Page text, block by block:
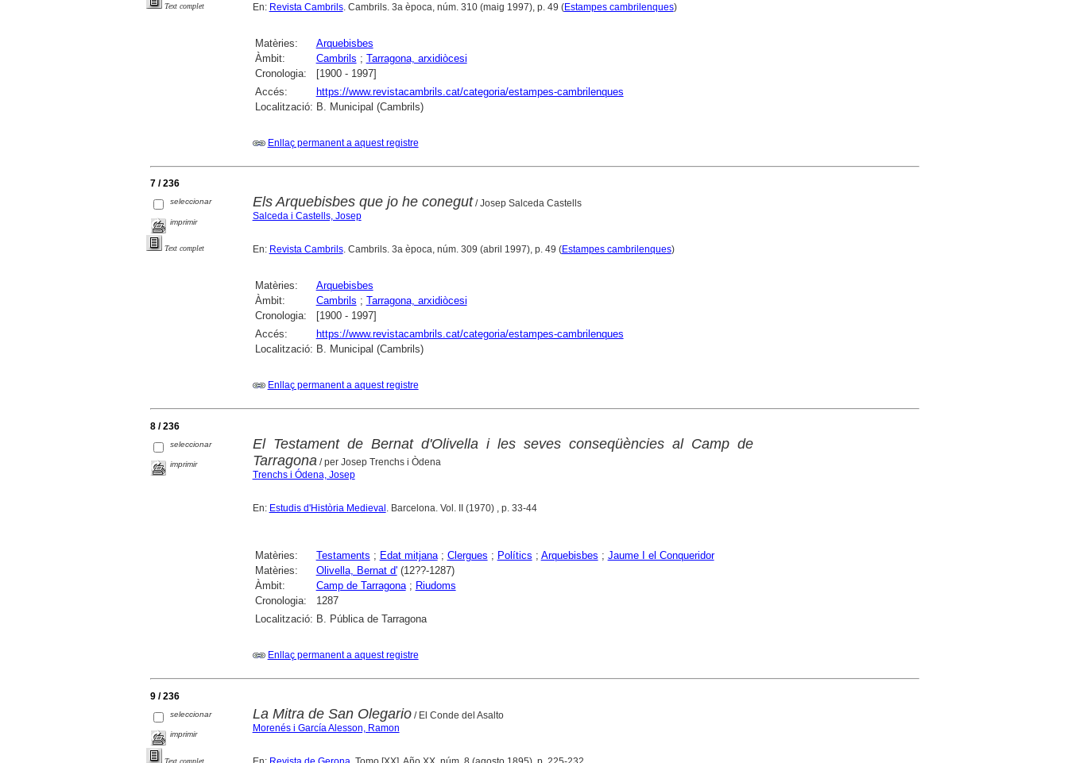
Text complet En: Revista Cambrils. Cambrils. 3a època, núm. 310 (maig 1997), p. 49 (Estampes cambrilenques)
Matèries:
Arquebisbes
Àmbit:
Cambrils ; Tarragona, arxidiòcesi
Cronologia:
[1900 - 1997]
Accés:
https://www.revistacambrils.cat/categoria/estampes-cambrilenques
Localització: B. Municipal (Cambrils)
Enllaç permanent a aquest registre
7 / 236
seleccionar
imprimir
Text complet
Els Arquebisbes que jo he conegut/ Josep Salceda Castells
Salceda i Castells, Josep
En: Revista Cambrils. Cambrils. 3a època, núm. 309 (abril 1997), p. 49 (Estampes cambrilenques)
Matèries:
Arquebisbes
Àmbit:
Cambrils ; Tarragona, arxidiòcesi
Cronologia:
[1900 - 1997]
Accés:
https://www.revistacambrils.cat/categoria/estampes-cambrilenques
Localització: B. Municipal (Cambrils)
Enllaç permanent a aquest registre
8 / 236
seleccionar
imprimir
El Testament de Bernat d'Olivella i les seves conseqüències al Camp de
Tarragona / per Josep Trenchs i Òdena
Trenchs i Ódena, Josep
En: Estudis d'Història Medieval . Barcelona. Vol. II (1970) , p. 33-44
Matèries: Testaments ; Edat mitjana; Clergues ; Polítics ; Arquebisbes ; Jaume I el Conqueridor
Matèries:
Olivella, Bernat d'(12??-1287)
Àmbit:
Camp de Tarragona; Riudoms
Cronologia:
1287
Localització: B. Pública de Tarragona
Enllaç permanent a aquest registre
9 / 236
seleccionar
imprimir
Text complet
La Mitra de San Olegario/ El Conde del Asalto
Morenés i García Alesson, Ramon